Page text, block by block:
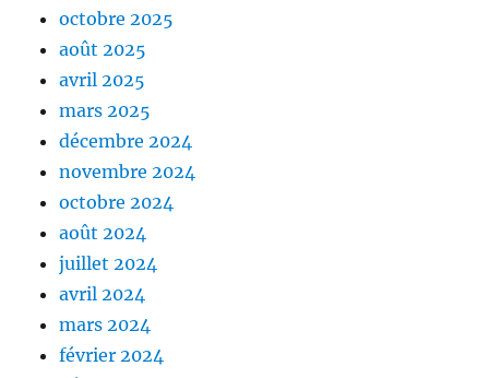
octobre 2025
août 2025
avril 2025
mars 2025
décembre 2024
novembre 2024
octobre 2024
août 2024
juillet 2024
avril 2024
mars 2024
février 2024